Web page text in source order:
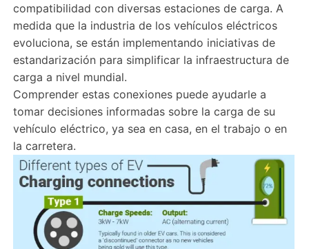
compatibilidad con diversas estaciones de carga. A
medida que la industria de los vehículos eléctricos
evoluciona, se están implementando iniciativas de
estandarización para simplificar la infraestructura de
carga a nivel mundial.
Comprender estas conexiones puede ayudarle a
tomar decisiones informadas sobre la carga de su
vehículo eléctrico, ya sea en casa, en el trabajo o en
la carretera.